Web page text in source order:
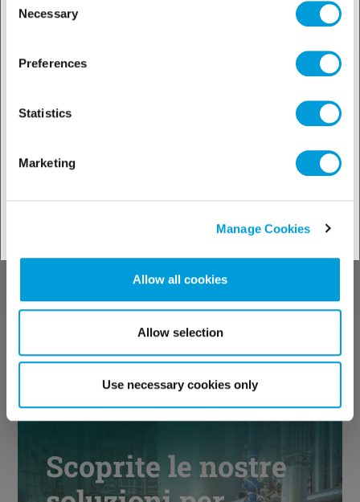
Selection
Necessary
Preferences
Statistics
Marketing
Manage Cookies
Allow all cookies
Allow selection
Use necessary cookies only
Scoprite le nostre